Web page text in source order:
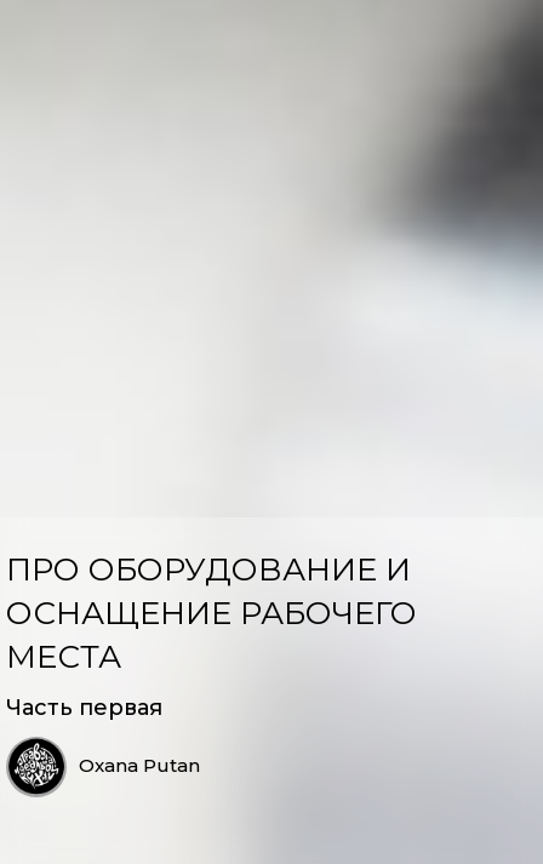
ПРО ОБОРУДОВАНИЕ И
ОСНАЩЕНИЕ РАБОЧЕГО
МЕСТА
Часть первая
Oxana Putan